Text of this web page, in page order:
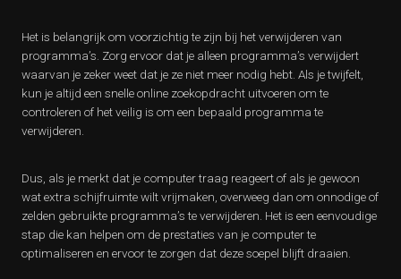
Het is belangrijk om voorzichtig te zijn bij het verwijderen van
programma’s. Zorg ervoor dat je alleen programma’s verwijdert
waarvan je zeker weet dat je ze niet meer nodig hebt. Als je twijfelt,
kun je altijd een snelle online zoekopdracht uitvoeren om te
controleren of het veilig is om een bepaald programma te
verwijderen.
Dus, als je merkt dat je computer traag reageert of als je gewoon
wat extra schijfruimte wilt vrijmaken, overweeg dan om onnodige of
zelden gebruikte programma’s te verwijderen. Het is een eenvoudige
stap die kan helpen om de prestaties van je computer te
optimaliseren en ervoor te zorgen dat deze soepel blijft draaien.